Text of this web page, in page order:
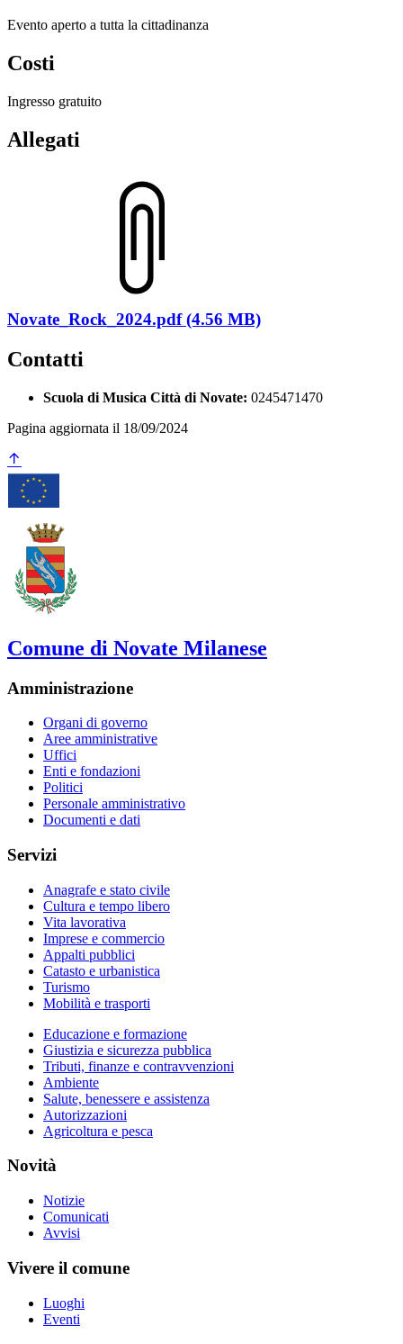
Evento aperto a tutta la cittadinanza
Costi
Ingresso gratuito
Allegati
Novate_Rock_2024.pdf (4.56 MB)
Contatti
Scuola di Musica Città di Novate: 0245471470
Pagina aggiornata il 18/09/2024
Comune di Novate Milanese
Amministrazione
Organi di governo
Aree amministrative
Uffici
Enti e fondazioni
Politici
Personale amministrativo
Documenti e dati
Servizi
Anagrafe e stato civile
Cultura e tempo libero
Vita lavorativa
Imprese e commercio
Appalti pubblici
Catasto e urbanistica
Turismo
Mobilità e trasporti
Educazione e formazione
Giustizia e sicurezza pubblica
Tributi, finanze e contravvenzioni
Ambiente
Salute, benessere e assistenza
Autorizzazioni
Agricoltura e pesca
Novità
Notizie
Comunicati
Avvisi
Vivere il comune
Luoghi
Eventi